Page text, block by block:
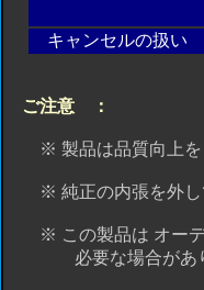
キャンセルの扱い
ご注意 ：
※ 製品は品質向上を目
※ 純正の内張を外して
※ この製品は オーデ
必要な場合がありま